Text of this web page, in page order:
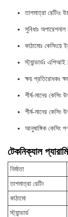
তাপমাত্রা রেটিংঃ
সুবিধাঃ অপারেশনাল
কাঠামোঃ কেসিংয়ে
স্ট্যান্ডার্ডঃ এপিআই
ক্ষয় প্রতিরোধকঃ
শীর্ষ-মানের কেসিং
শীর্ষ-মানের কেসিং
আনুষাঙ্গিক কেসিং
টেকনিক্যাল
নির্মাতা
তাপমাত্রা রেটিং
কাঠামো
স্ট্যান্ডার্ড